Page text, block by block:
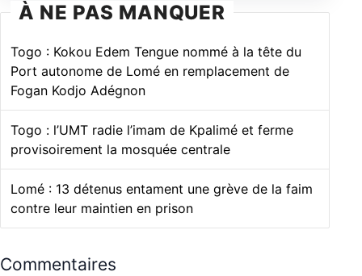
À NE PAS MANQUER
Togo : Kokou Edem Tengue nommé à la tête du
Port autonome de Lomé en remplacement de
Fogan Kodjo Adégnon
Togo : l’UMT radie l’imam de Kpalimé et ferme
provisoirement la mosquée centrale
Lomé : 13 détenus entament une grève de la faim
contre leur maintien en prison
Commentaires